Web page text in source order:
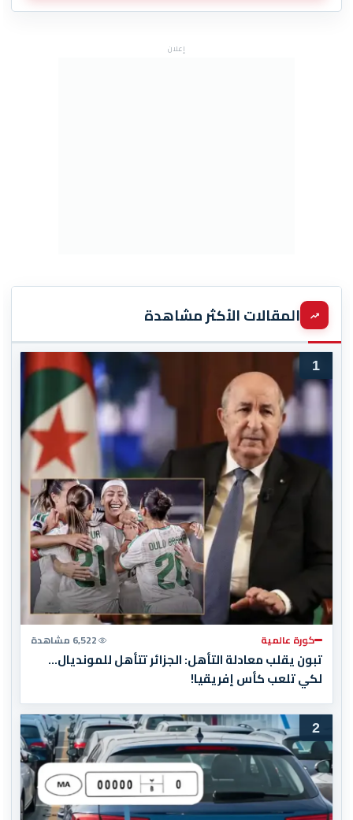
إعلان
المقالات الأكثر مشاهدة
1
كورة عالمية 6,522 مشاهدة
تبون يقلب معادلة التأهل: الجزائر تتأهل للمونديال…
لكي تلعب كأس إفريقيا!
2